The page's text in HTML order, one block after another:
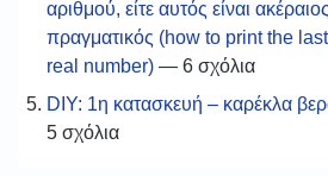
αριθμού, είτε αυτός είναι ακέραιος
πραγματικός (how to print the
real number) — 6 σχόλια
DIY: 1η κατασκευή – καρέκλα
5 σχόλια